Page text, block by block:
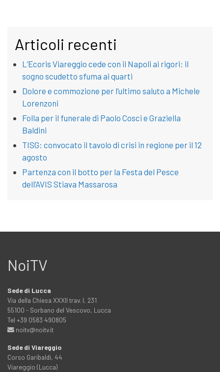
Articoli recenti
L’Ecoris Viareggio cede con il Napoli ai rigori: il
sogno scudetto sfuma ai quarti
Dolore e commozione per l’ultimo saluto a Michele
Lorenzoni
Folla per il funerale di Paolo Cosci e Graziella
Baldini
TISG: convocato il tavolo di crisi in regione per il 12
agosto
Partenza con il botto per la Festa del Pesce
dell’AVIS Stiava Massarosa
NoiTV
Sede di Lucca
Via della Chiesa XXXII trav. I, 231
55100 - Sorbano del Vescovo, Lucca
Tel +39 0583 490805
noitv@noitv.it
Sede di Viareggio
Corso Garibaldi, 44
Viareggio (Lucca)